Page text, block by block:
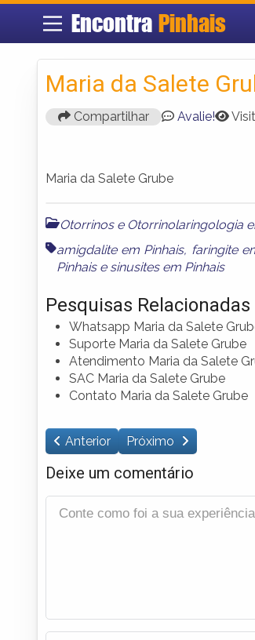
Encontra Pinhais
Maria da Salete
Compartilhar Avalie!
Maria da Salete Grube
Otorrinos e Otorrinolaringologia
amigdalite em Pinhais, faringite
Pinhaise sinusites em Pinhais
Pesquisas Relacionadas
Whatsapp Maria da Salete
Suporte Maria da Salete Grube
Atendimento Maria da Salete
SAC Maria da Salete Grube
Contato Maria da Salete Grube
Anterior Próximo
Deixe um comentário